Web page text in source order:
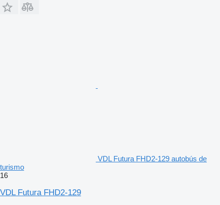
VDL Futura FHD2-129 autobús de
turismo
16
VDL Futura FHD2-129